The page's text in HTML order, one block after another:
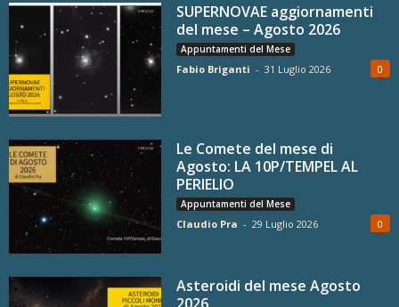
SUPERNOVAE aggiornamenti
del mese – Agosto 2026
Appuntamenti del Mese
Fabio Briganti - 31 Luglio 2026 0
Le Comete del mese di
Agosto: LA 10P/TEMPEL AL
PERIELIO
Appuntamenti del Mese
Claudio Pra - 29 Luglio 2026 0
Asteroidi del mese Agosto